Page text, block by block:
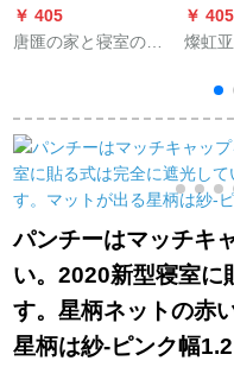
￥ 405
唐匯の家と寝室のス
性的なテ－ン写真プ
ロ写真風景広告、鹿
金が鹿BF 003完全遮
光オイルアートパッ
ド不要（遮光率
98%）
￥ 405
燦虹
バー
拉レ
バー5
ーリ
ル直
(1メト
サズ
パンチーはマッチキ
い。2020新型寝室に
す。星柄ネットの赤
星柄は紗-ピンク幅